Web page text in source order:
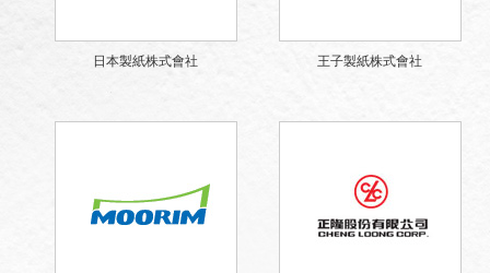
日本製紙株式會社 王子製紙株式會社